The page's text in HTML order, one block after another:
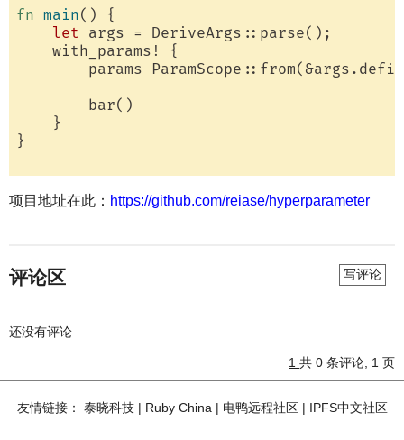
fn main() {
let args = DeriveArgs::parse();
    with_params! {
params
        bar()
    }
}
项目地址在此： https://github.com/reiase/hyperparameter
评论区 写评论
还没有评论
1 共 0 条评论, 1 页
友情链接： 泰晓科技| Ruby China | 电鸭远程社区| IPFS中文社区